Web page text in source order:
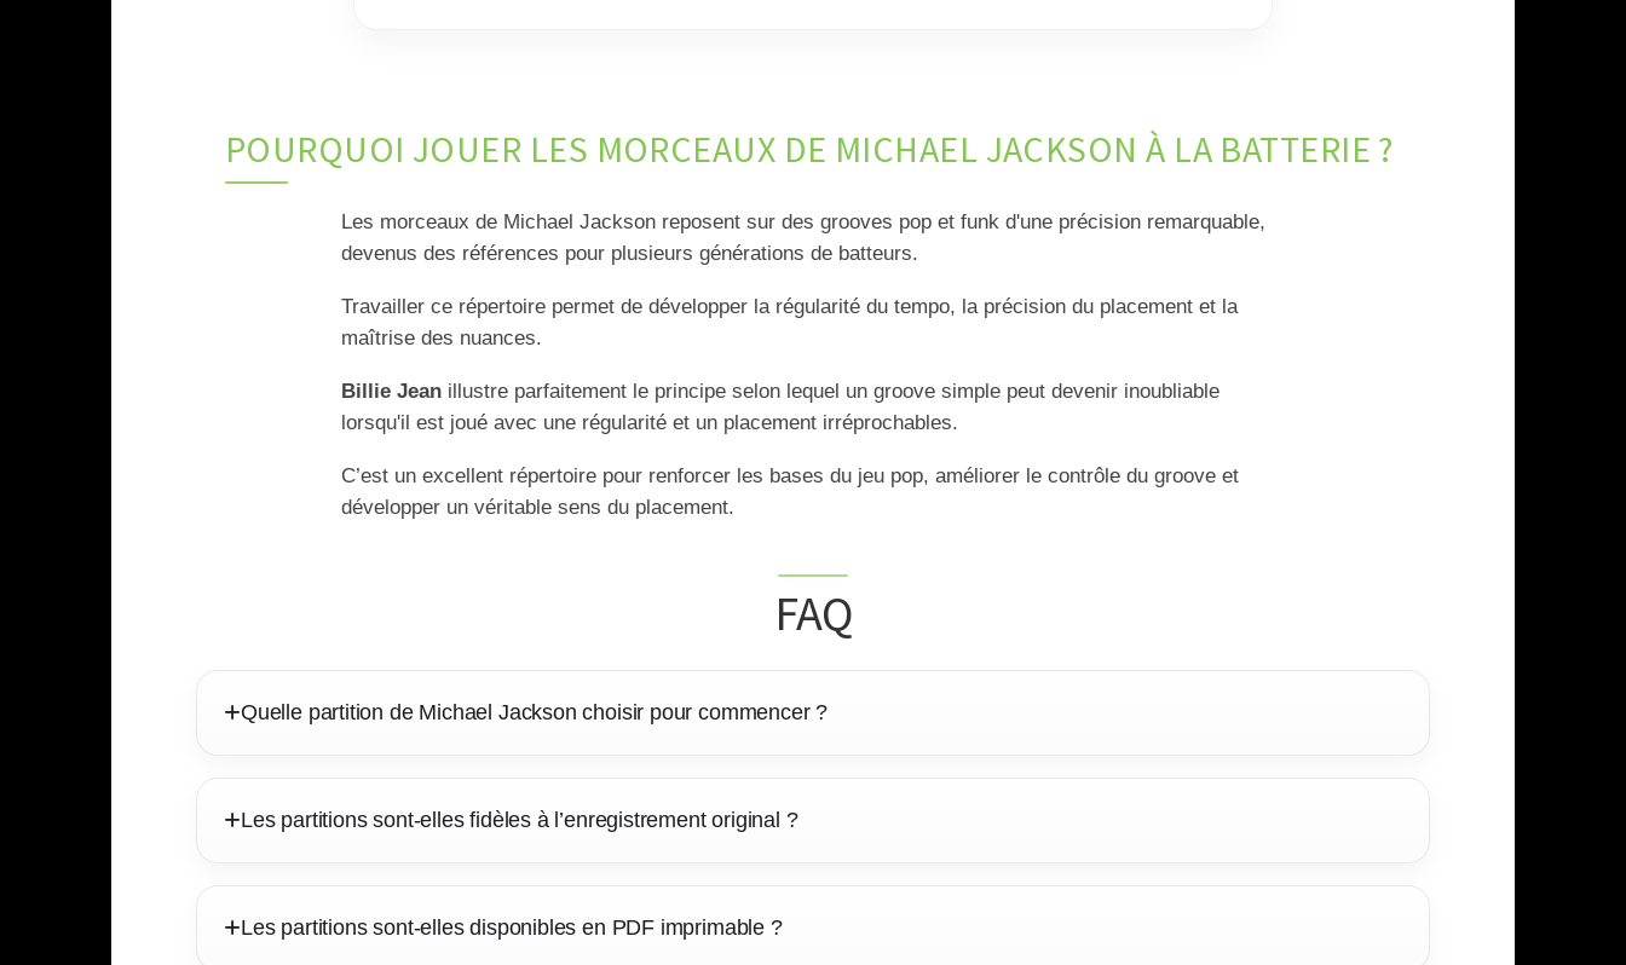
POURQUOI JOUER LES MORCEAUX DE MICHAEL JACKSON À LA BATTERIE ?
Les morceaux de Michael Jackson reposent sur des grooves pop et funk d'une précision remarquable,
devenus des références pour plusieurs générations de batteurs.
Travailler ce répertoire permet de développer la régularité du tempo, la précision du placement et la
maîtrise des nuances.
Billie Jean illustre parfaitement le principe selon lequel un groove simple peut devenir inoubliable
lorsqu'il est joué avec une régularité et un placement irréprochables.
C’est un excellent répertoire pour renforcer les bases du jeu pop, améliorer le contrôle du groove et
développer un véritable sens du placement.
FAQ
Quelle partition de Michael Jackson choisir pour commencer ?
Les partitions sont-elles fidèles à l’enregistrement original ?
Les partitions sont-elles disponibles en PDF imprimable ?